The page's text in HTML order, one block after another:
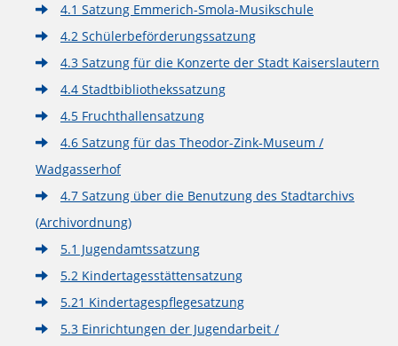
4.1 Satzung Emmerich-Smola-Musikschule
4.2 Schülerbeförderungssatzung
4.3 Satzung für die Konzerte der Stadt Kaiserslautern
4.4 Stadtbibliothekssatzung
4.5 Fruchthallensatzung
4.6 Satzung für das Theodor-Zink-Museum /
Wadgasserhof
4.7 Satzung über die Benutzung des Stadtarchivs
(Archivordnung)
5.1 Jugendamtssatzung
5.2 Kindertagesstättensatzung
5.21 Kindertagespflegesatzung
5.3 Einrichtungen der Jugendarbeit /